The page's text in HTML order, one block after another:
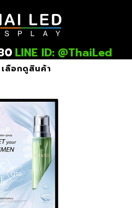
LINE ID: @ThaiLed
เลือกดูสินค้า